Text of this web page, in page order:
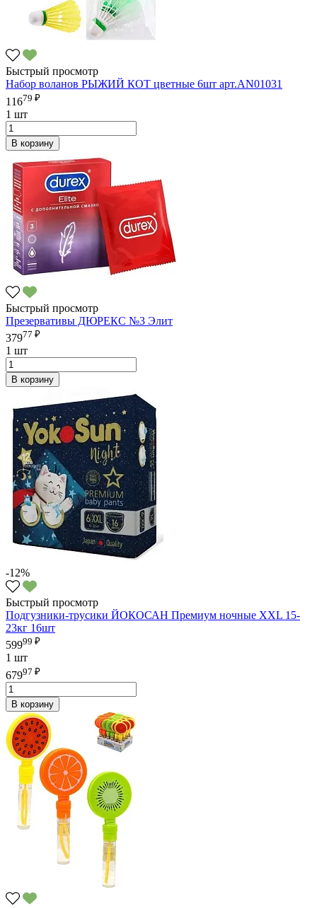
Быстрый просмотр
Набор воланов РЫЖИЙ КОТ цветные 6шт арт.AN01031
11679 ₽
1 шт
В корзину
Быстрый просмотр
Презервативы ДЮРЕКС №3 Элит
37977 ₽
1 шт
В корзину
-12%
Быстрый просмотр
Подгузники-трусики ЙОКОСАН Премиум ночные XXL 15-
23кг 16шт
59999 ₽
1 шт
67997 ₽
В корзину